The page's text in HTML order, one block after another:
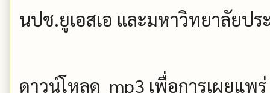
นปช.ยูเอสเอ และมหาวิทยาลัยป
ดาวน์โหลด mp3 เพื่อการเผยแพร่